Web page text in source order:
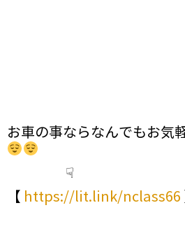
お車の事ならなんでもお気
☟
【 https://lit.link/nclass66